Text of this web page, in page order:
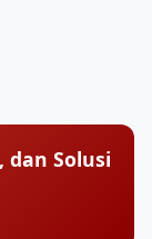
dan Solusi